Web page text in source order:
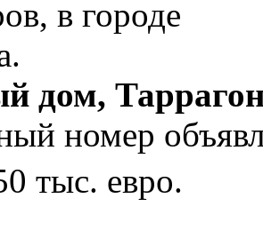
дом,
номер
тыс. евро.